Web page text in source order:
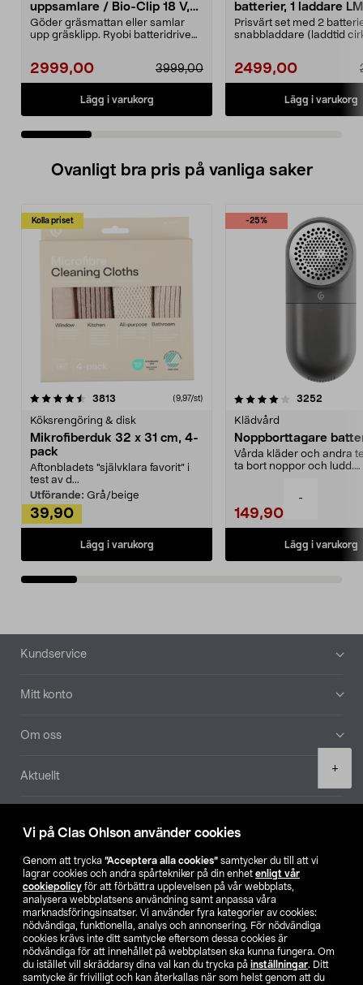
Vi på Clas Ohlson använder cookies
Genom att trycka ”Acceptera alla cookies” samtycker du till att vi
lagrar cookies och andra spårtekniker på din enhet enligt vår
cookiepolicy för att förbättra upplevelsen på vår webbplats,
analysera webbplatsens användning samt anpassa våra
marknadsföringsinsatser. Vi använder fyra kategorier av cookies:
nödvändiga, funktionella, analys och annonsering. För nödvändiga
cookies krävs inte ditt samtycke eftersom dessa cookies är
nödvändiga för att innehållet på webbplatsen ska kunna fungera. Om
du istället vill skräddarsy dina val kan du trycka på inställningar. Ditt
samtycke är frivilligt och kan återkallas när som helst genom att du
-
+
uppsamlare / Bio-Clip 18 V,
RLM18X33B50
Göder gräsmattan eller samlar
upp gräsklipp. Ryobi batteridriven
2999,00 3999,00
Lägg i varukorg
batterier, 1 laddare
Prisvärt set med 2
snabbladdare (laddtid
2499,00
Lägg i varukorg
Ovanligt bra pris på vanliga saker
Kolla priset
3813 (9,97/st)
Köksrengöring & disk
Mikrofiberduk 32 x 31 cm, 4-
pack
Aftonbladets "självklara favorit” i
test av d...
Utförande: Grå/beige
39,90
Lägg i varukorg
-25%
4.0av 5 stjärnor 3252
Klädvård
Noppborttagare
Vårda kläder och andra
ta bort noppor och ludd.
149,90
Lägg i varukorg
4.5av 5 stjärnor
Sidfot
Kundservice
Mitt konto
Om oss
Aktuellt
Hitta butik
SE NO FI